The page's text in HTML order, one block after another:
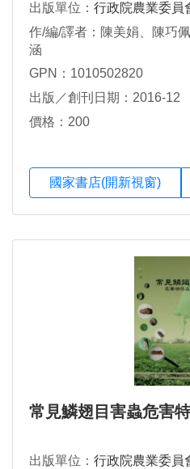
出版單位： 行政院農業委員
作/編/譯者：陳美娟、陳巧
涵
GPN：1010502820
出版／創刊日期：2016-12
價格：200
國家書店(開新視窗)
常見鱗翅目害蟲危害
出版單位： 行政院農業委員